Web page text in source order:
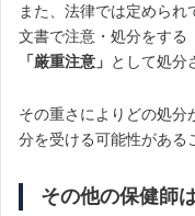
また、法律では定めら
文書で注意・処分をする
「厳重注意」 として処分
その重さによりどの処分
分を受ける可能性がある
その他の保健師